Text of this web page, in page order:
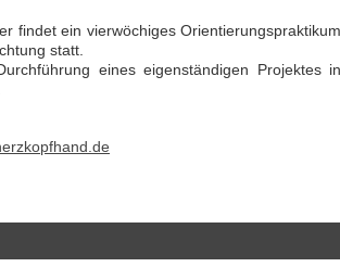
findet ein vierwöchiges Orientierungspraktikum
statt.
eines eigenständigen Projektes in
Monatsgehalt
weitere Stellenangebote